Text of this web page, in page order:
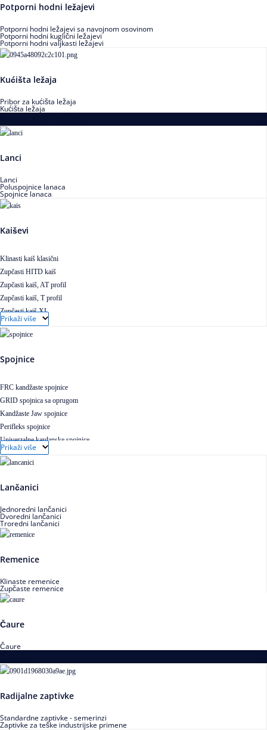
Potporni hodni ležajevi
Potporni hodni ležajevi sa navojnom osovinom
Potporni hodni kuglični ležajevi
Potporni hodni valjkasti ležajevi
Kućišta ležaja
Pribor za kućišta ležaja
Kućišta ležaja
Lanci
Lanci
Poluspojnice lanaca
Spojnice lanaca
Kaiševi
Klinasti kaiš klasični
Zupčasti HITD kaiš
Zupčasti kaiš, AT profil
Zupčasti kaiš, T profil
Zupčasti kaiš XL
Zupčasti STD kaiš
Uskoprofilno klinasto remenje
Uskoprofilno klinasto remenje XP extra power
Prikaži više
Spojnice
FRC kandžaste spojnice
GRID spojnica sa oprugom
Kandžaste Jaw spojnice
Perifleks spojnice
Univerzalne kardanske spojnice
Zupčaste spojnice
Prikaži više
Lančanici
Jednoredni lančanici
Dvoredni lančanici
Troredni lančanici
Remenice
Klinaste remenice
Zupčaste remenice
Čaure
Čaure
Radijalne zaptivke
Standardne zaptivke - semerinzi
Zaptivke za teške industrijske primene